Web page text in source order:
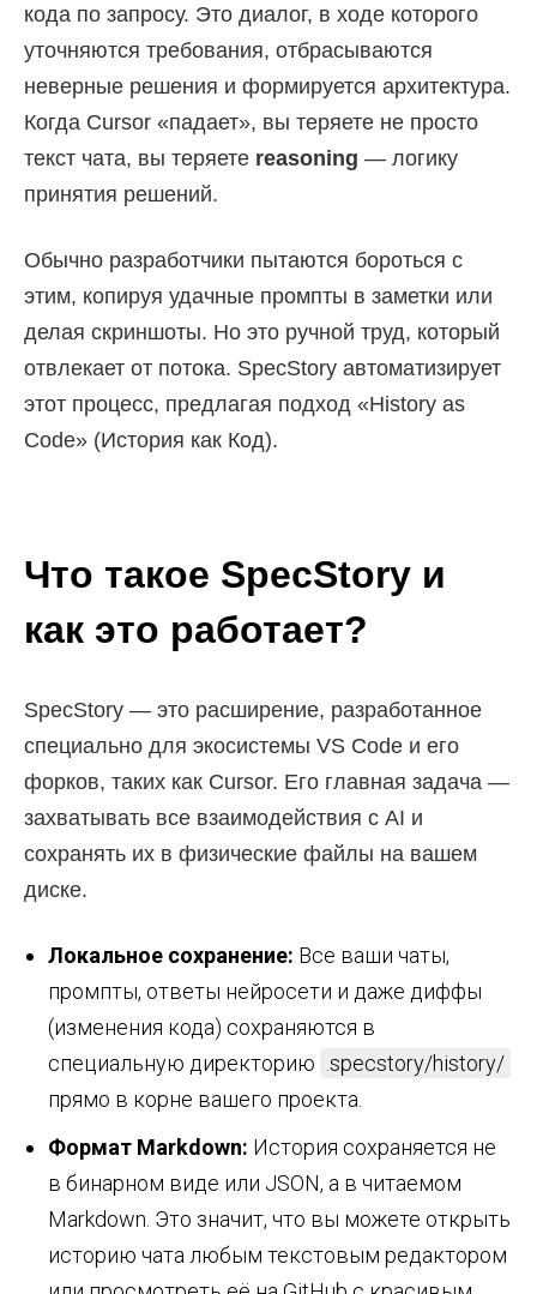
кода по запросу. Это диалог, в ходе которого
уточняются требования, отбрасываются
неверные решения и формируется архитектура.
Когда Cursor «падает», вы теряете не просто
текст чата, вы теряете reasoning — логику
принятия решений.
Обычно разработчики пытаются бороться с
этим, копируя удачные промпты в заметки или
делая скриншоты. Но это ручной труд, который
отвлекает от потока. SpecStory автоматизирует
этот процесс, предлагая подход «History as
Code» (История как Код).
Что такое SpecStory и
как это работает?
SpecStory — это расширение, разработанное
специально для экосистемы VS Code и его
форков, таких как Cursor. Его главная задача —
захватывать все взаимодействия с AI и
сохранять их в физические файлы на вашем
диске.
Локальное сохранение: Все ваши чаты,
промпты, ответы нейросети и даже диффы
(изменения кода) сохраняются в
специальную директорию
.specstory/history/
прямо в корне вашего проекта.
Формат Markdown: История сохраняется не
в бинарном виде или JSON, а в читаемом
Markdown. Это значит, что вы можете открыть
историю чата любым текстовым редактором